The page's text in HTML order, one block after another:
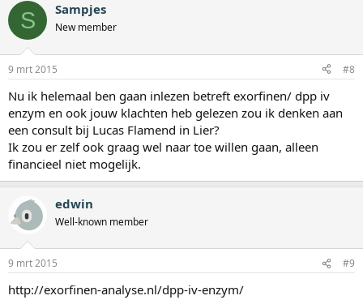
S Sampjes
New member
9 mrt 2015 #8
Nu ik helemaal ben gaan inlezen betreft exorfinen/ dpp iv
enzym en ook jouw klachten heb gelezen zou ik denken aan
een consult bij Lucas Flamend in Lier?
Ik zou er zelf ook graag wel naar toe willen gaan, alleen
financieel niet mogelijk.
edwin
Well-known member
9 mrt 2015 #9
http://exorfinen-analyse.nl/dpp-iv-enzym/